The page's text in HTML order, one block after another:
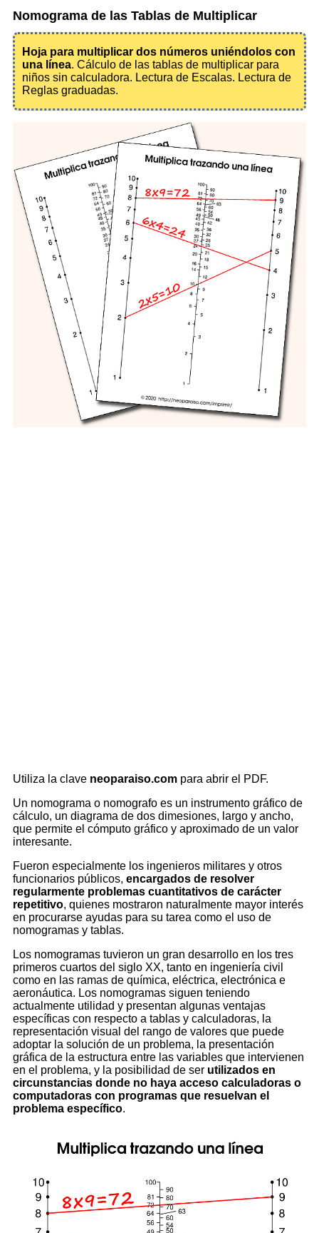
Nomograma de las Tablas de Multiplicar
Hoja para multiplicar dos números uniéndolos con
una línea. Cálculo de las tablas de multiplicar para
niños sin calculadora. Lectura de Escalas. Lectura de
Reglas graduadas.
Utiliza la clave neoparaiso.com para abrir el PDF.
Un nomograma o nomografo es un instrumento gráfico de
cálculo, un diagrama de dos dimesiones, largo y ancho,
que permite el cómputo gráfico y aproximado de un valor
interesante.
Fueron especialmente los ingenieros militares y otros
funcionarios públicos, encargados de resolver
regularmente problemas cuantitativos de carácter
repetitivo, quienes mostraron naturalmente mayor interés
en procurarse ayudas para su tarea como el uso de
nomogramas y tablas.
Los nomogramas tuvieron un gran desarrollo en los tres
primeros cuartos del siglo XX, tanto en ingeniería civil
como en las ramas de química, eléctrica, electrónica e
aeronáutica. Los nomogramas siguen teniendo
actualmente utilidad y presentan algunas ventajas
específicas con respecto a tablas y calculadoras, la
representación visual del rango de valores que puede
adoptar la solución de un problema, la presentación
gráfica de la estructura entre las variables que intervienen
en el problema, y la posibilidad de ser utilizados en
circunstancias donde no haya acceso calculadoras o
computadoras con programas que resuelvan el
problema específico.